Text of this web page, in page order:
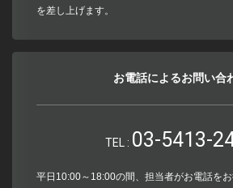
を差し上げます。
お電話によるお問い合
TEL : 03-5413-
平日10:00～18:00の間、担当者がお電話をお